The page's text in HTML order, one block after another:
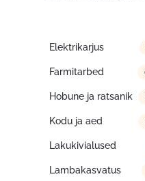
Tootekategooriad
Elektrikarjus
Farmitarbed
Hobune ja ratsanik
Kodu ja aed
Lakukivialused
Lambakasvatus